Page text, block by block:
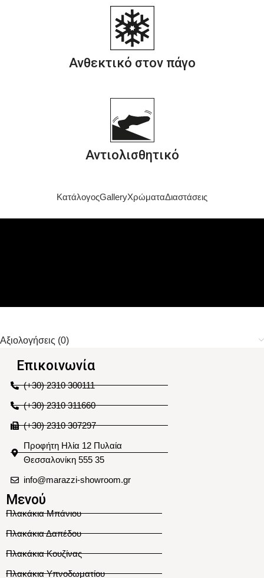
Ανθεκτικό στον πάγο
Αντιολισθητικό
ΚατάλογοςGalleryΧρώματαΔιαστάσεις
Αξιολογήσεις (0)
Επικοινωνία
(+30) 2310 300111
(+30) 2310 311660
(+30) 2310 307297
Προφήτη Ηλία 12 Πυλαία
Θεσσαλονίκη 555 35
info@marazzi-showroom.gr
Μενού
Πλακάκια Μπάνιου
Πλακάκια Δαπέδου
Πλακάκια Κουζίνας
Πλακάκια Υπνοδωματίου